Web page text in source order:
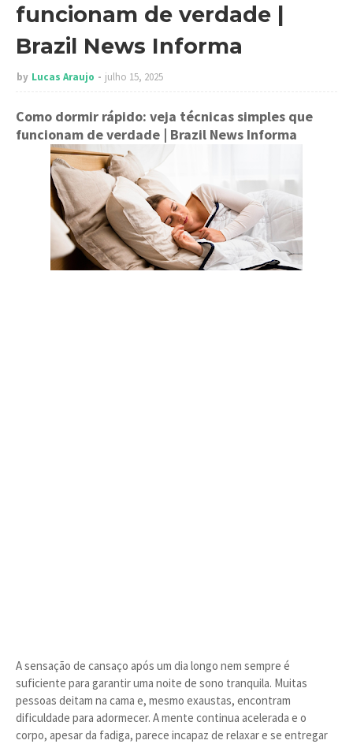
funcionam de verdade |
Brazil News Informa
by Lucas Araujo julho 15, 2025
Como dormir rápido: veja técnicas simples que
funcionam de verdade | Brazil News Informa
A sensação de cansaço após um dia longo nem sempre é
suficiente para garantir uma noite de sono tranquila. Muitas
pessoas deitam na cama e, mesmo exaustas, encontram
dificuldade para adormecer. A mente continua acelerada e o
corpo, apesar da fadiga, parece incapaz de relaxar e se entregar